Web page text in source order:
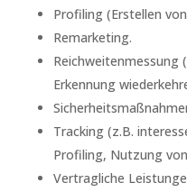
Profiling (Erstellen
Remarketing.
Reichweitenmessung
Erkennung
Tracking (z.B.
Profiling, Nutzung
Vertragliche